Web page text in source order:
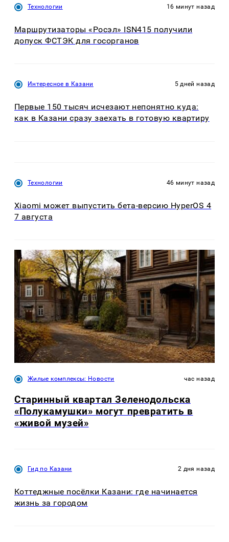
Технологии 16 минут назад
Маршрутизаторы «Росэл» ISN415 получили
допуск ФСТЭК для госорганов
Интересное в Казани 5 дней назад
Первые 150 тысяч исчезают непонятно куда:
как в Казани сразу заехать в готовую квартиру
Технологии 46 минут назад
Xiaomi может выпустить бета-версию HyperOS 4
7 августа
Жилые комплексы: Новости час назад
Старинный квартал Зеленодольска
«Полукамушки» могут превратить в
«живой музей»
Гид по Казани 2 дня назад
Коттеджные посёлки Казани: где начинается
жизнь за городом